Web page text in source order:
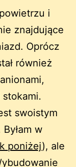
i
znajdujące
Oprócz
również
swoistym
w
poniżej), ale